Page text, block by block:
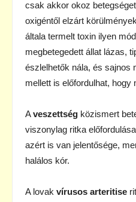
csak akkor okoz
oxigéntől elzárt
általa termelt toxin ilyen
megbetegedett állat lázas,
észlelhetők nála, és sajnos
mellett is előfordulhat, hogy
Aveszettség közismert
viszonylag ritka
azért is van jelentősége,
halálos kór.
A lovak vírusos arteritise